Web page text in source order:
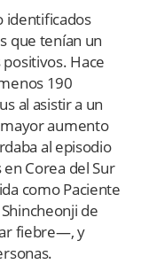
identificados
que tenían un
Hace
190
al asistir a un
aumento
al episodio
Corea del Sur
como Paciente
de
fiebre—, y